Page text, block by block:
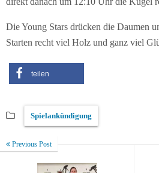
Die Young Stars drücken die Daumen
Starten recht viel Holz und ganz viel
teilen
Spielankündigung
Previous Post